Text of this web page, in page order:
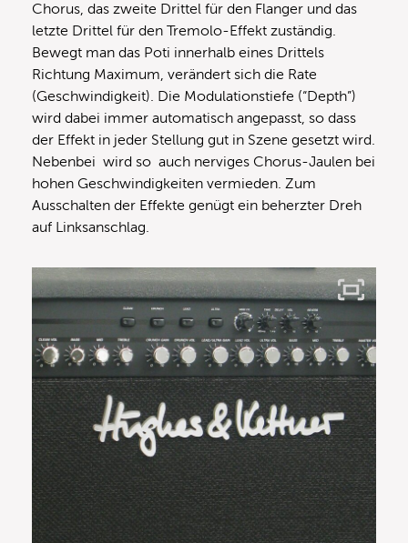
Chorus, das zweite Drittel für den Flanger und das
letzte Drittel für den Tremolo-Effekt zuständig.
Bewegt man das Poti innerhalb eines Drittels
Richtung Maximum, verändert sich die Rate
(Geschwindigkeit). Die Modulationstiefe (“Depth”)
wird dabei immer automatisch angepasst, so dass
der Effekt in jeder Stellung gut in Szene gesetzt wird.
Nebenbei wird so auch nerviges Chorus-Jaulen bei
hohen Geschwindigkeiten vermieden. Zum
Ausschalten der Effekte genügt ein beherzter Dreh
auf Linksanschlag.